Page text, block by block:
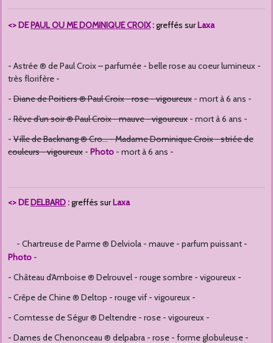
<> DEPAUL OU ME DOMINIQUE CROIX:greffés surLaxa
- Astrée ® de Paul Croix – parfumée - belle rose au coeur lumineux -
très florifère -
- Diane de Poitiers ® Paul Croix - rose - vigoureux - mort à 6 ans -
- Rêve d'un soir ® Paul Croix - mauve - vigoureux - mort à 6 ans -
- Ville de Backnang ® Cro... - Madame Dominique Croix - striée de
couleurs - vigoureux - Photo - mort à 6 ans -
<> DEDELBARD:greffés surLaxa
- Chartreuse deParme ® Delviola - mauve - parfum puissant -
Photo -
- Château d'Amboise ® Delrouvel - rouge sombre - vigoureux -
- Crêpe de Chine ® Deltop - rouge vif - vigoureux -
- Comtesse de Ségur ® Deltendre - rose - vigoureux -
- Dames de Chenonceau ® delpabra - rose - forme globuleuse -